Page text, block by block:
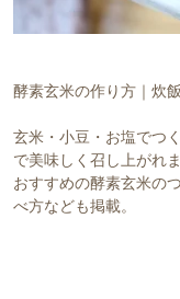
酵素玄米の作り方｜炊
玄米・小豆・お塩でつ
で美味しく召し上がれ
おすすめの酵素玄米の
べ方なども掲載。